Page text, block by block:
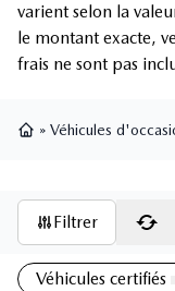
varient selon la
le montant exacte,
frais ne sont pas
» Véhicules
Filtrer
Véhicules certifiés